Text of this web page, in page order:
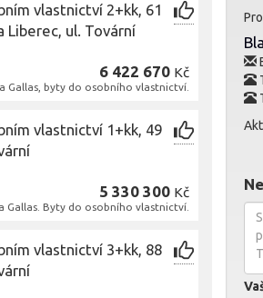
vlastnictví 2+kk, 61
Liberec, ul. Tovární
6 422 670 Kč
Gallas, byty do osobního vlastnictví.
vlastnictví 1+kk, 49
5 330 300 Kč
Gallas. Byty do osobního vlastnictví.
vlastnictví 3+kk, 88